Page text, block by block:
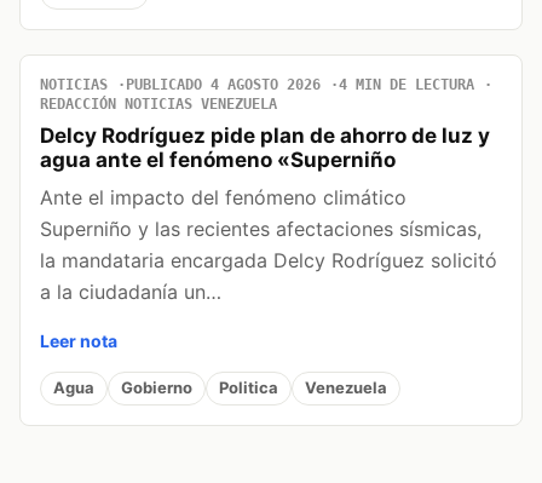
NOTICIAS PUBLICADO 4 AGOSTO 2026
4 MIN DE LECTURA
REDACCIÓN NOTICIAS VENEZUELA
Delcy Rodríguez pide plan de ahorro de luz y
agua ante el fenómeno «Superniño
Ante el impacto del fenómeno climático
Superniño y las recientes afectaciones sísmicas,
la mandataria encargada Delcy Rodríguez solicitó
a la ciudadanía un…
Leer nota
Agua Gobierno Politica Venezuela